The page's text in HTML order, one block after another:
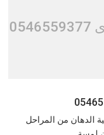
الدهان من المراحل